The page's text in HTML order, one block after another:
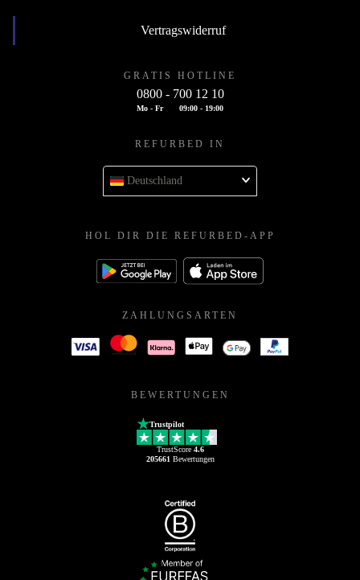
Vertragswiderruf
GRATIS HOTLINE
0800 - 700 12 10
Mo - Fr 09:00 - 19:00
REFURBED IN
Deutschland
HOL DIR DIE REFURBED-APP
ZAHLUNGSARTEN
BEWERTUNGEN
Trustpilot
TrustScore 4.6
205661 Bewertungen